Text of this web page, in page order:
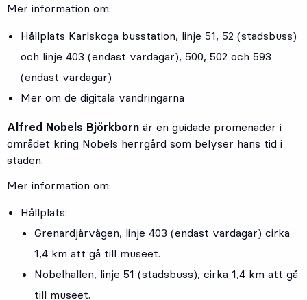
Mer information om:
Hållplats Karlskoga busstation, linje 51, 52 (stadsbuss)
och linje 403 (endast vardagar), 500, 502 och 593
(endast vardagar)
Mer om de digitala vandringarna
Alfred Nobels Björkborn är en guidade promenader i
området kring Nobels herrgård som belyser hans tid i
staden.
Mer information om:
Hållplats:
Grenardjärvägen, linje 403 (endast vardagar) cirka
1,4 km att gå till museet.
Nobelhallen, linje 51 (stadsbuss), cirka 1,4 km att gå
till museet.